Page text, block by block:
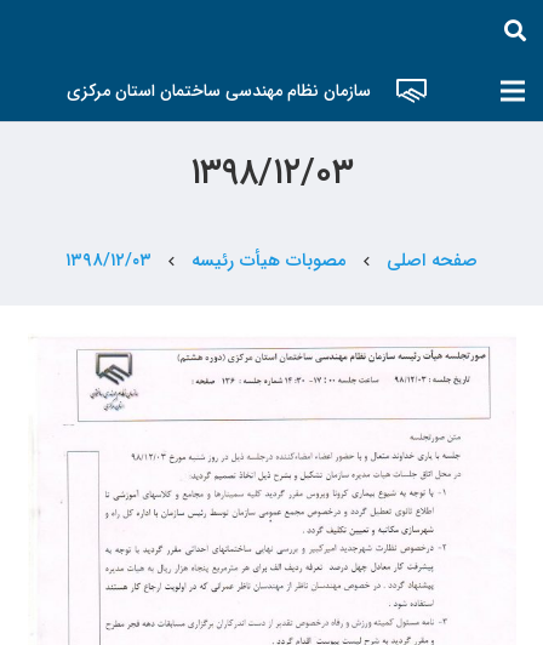
سازمان نظام مهندسی ساختمان استان مرکزی
۱۳۹۸/۱۲/۰۳
صفحه اصلی chevron_left مصوبات هیأت رئیسه chevron_left ۱۳۹۸/۱۲/۰۳